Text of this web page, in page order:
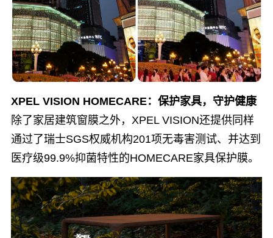
XPEL VISION HOMECARE：保护家具，守护健康
除了家居建筑窗膜之外，XPEL VISION还提供同样
通过了瑞⼠SGS权威机构201项⽆毒害测试、并达到
医疗级99.9%抑菌特性的HOMECARE家具保护膜。